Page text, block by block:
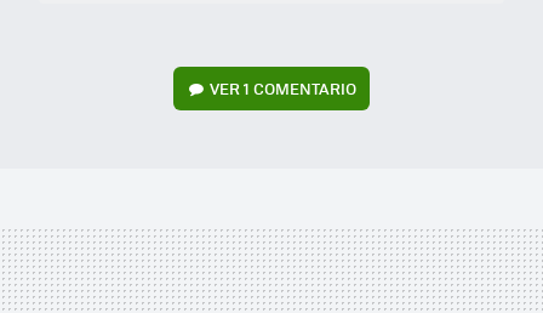
VER1 COMENTARIO